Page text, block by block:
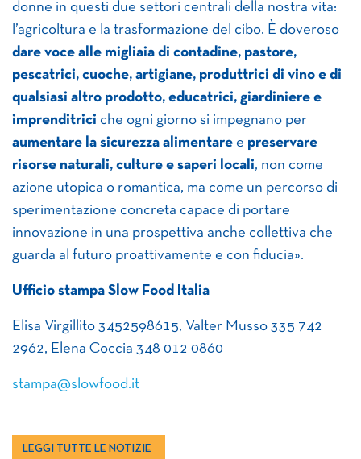
donne in questi due settori centrali della nostra vita:
l’agricoltura e la trasformazione del cibo. È doveroso
dare voce alle migliaia di contadine, pastore,
pescatrici, cuoche, artigiane, produttrici di vino e di
qualsiasi altro prodotto, educatrici, giardiniere e
imprenditrici che ogni giorno si impegnano per
aumentare la sicurezza alimentare e preservare
risorse naturali, culture e saperi locali, non come
azione utopica o romantica, ma come un percorso di
sperimentazione concreta capace di portare
innovazione in una prospettiva anche collettiva che
guarda al futuro proattivamente e con fiducia».
Ufficio stampa Slow Food Italia
Elisa Virgillito 3452598615, Valter Musso 335 742
2962, Elena Coccia 348 012 0860
stampa@slowfood.it
LEGGI TUTTE LE NOTIZIE